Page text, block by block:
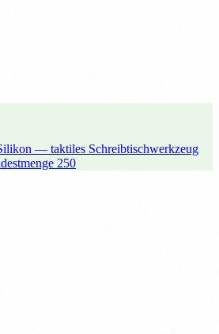
— taktiles Schreibtischwerkzeug
250